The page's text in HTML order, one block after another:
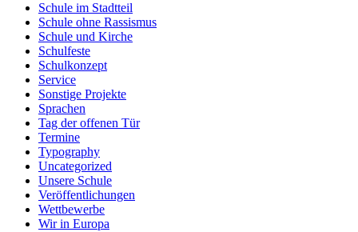
Schule im Stadtteil
Schule ohne Rassismus
Schule und Kirche
Schulfeste
Schulkonzept
Service
Sonstige Projekte
Sprachen
Tag der offenen Tür
Termine
Typography
Uncategorized
Unsere Schule
Veröffentlichungen
Wettbewerbe
Wir in Europa